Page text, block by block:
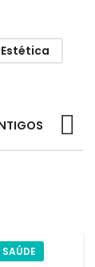
Estética
SAÚDE